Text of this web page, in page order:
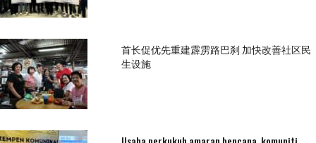
首长促优先重建霹雳路巴刹 加快改善社区民
生设施